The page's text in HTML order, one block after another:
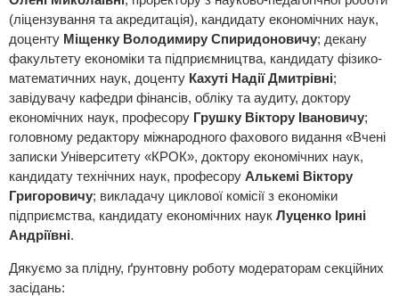
(ліцензування та акредитація), кандидату економічних наук,
доценту Міщенку Володимиру Спиридоновичу; декану
факультету економіки та підприємництва, кандидату фізико-
математичних наук, доценту Кахуті Надії Дмитрівні;
завідувачу кафедри фінансів, обліку та аудиту, доктору
економічних наук, професору Грушку Віктору Івановичу;
головному редактору міжнародного фахового видання «Вчені
записки Університету «КРОК», доктору економічних наук,
кандидату технічних наук, професору Алькемі Віктору
Григоровичу; викладачу циклової комісії з економіки
підприємства, кандидату економічних наук Луценко Ірині
Андріївні.
Дякуємо за плідну, ґрунтовну роботу модераторам секційних
засідань: